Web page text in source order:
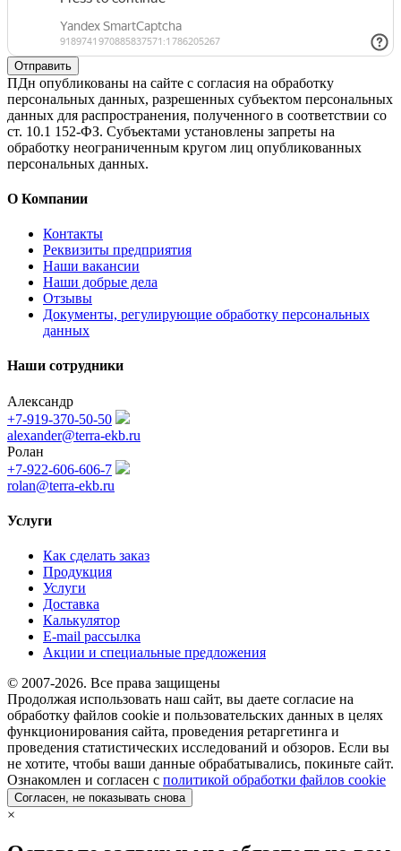
Отправить
ПДн опубликованы на сайте с согласия на обработку
персональных данных, разрешенных субъектом персональных
данных для распространения, полученного в соответствии со
ст. 10.1 152-ФЗ. Субъектами установлены запреты на
обработку неограниченным кругом лиц опубликованных
персональных данных.
О Компании
Контакты
Реквизиты предприятия
Наши вакансии
Наши добрые дела
Отзывы
Документы, регулирующие обработку персональных
данных
Наши сотрудники
Александр
+7-919-370-50-50
alexander@terra-ekb.ru
Ролан
+7-922-606-606-7
rolan@terra-ekb.ru
Услуги
Как сделать заказ
Продукция
Услуги
Доставка
Калькулятор
E-mail рассылка
Акции и специальные предложения
© 2007-2026. Все права защищены
Продолжая использовать наш сайт, вы даете согласие на
обработку файлов cookie и пользовательских данных в целях
функционирования сайта, проведения ретаргетинга и
проведения статистических исследований и обзоров. Если вы
не хотите, чтобы ваши данные обрабатывались, покиньте сайт.
Ознакомлен и согласен с политикой обработки файлов cookie
Согласен, не показывать снова
×